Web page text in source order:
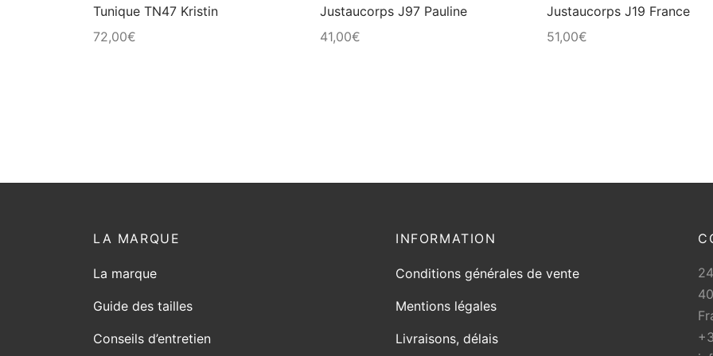
Tunique TN47 Kristin
72,00€
Justaucorps J97 Pauline
41,00€
Justaucorps J19 France
51,00€
LA MARQUE
La marque
Guide des tailles
Conseils d’entretien
INFORMATION
Conditions générales de vente
Mentions légales
Livraisons, délais